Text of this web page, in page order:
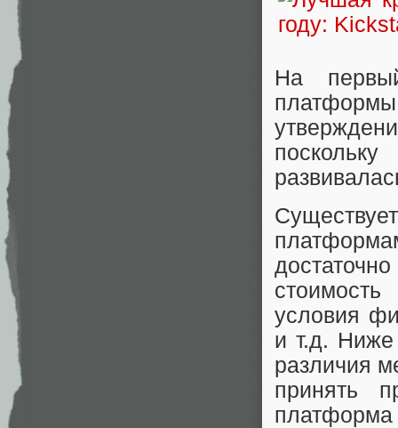
На
платформы
условия
и т.д. Ниже
различия
принять